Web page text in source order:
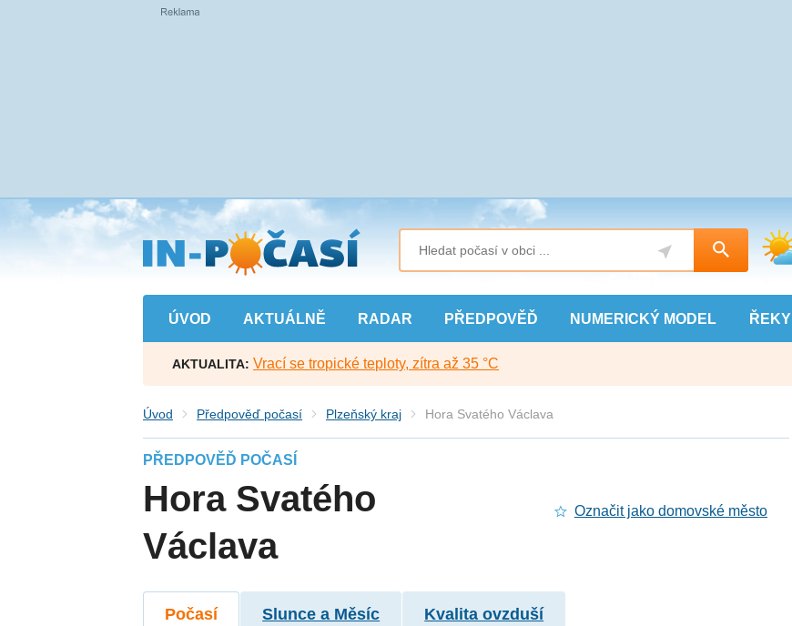
Přejít
na
hlavní
obsah
ÚVOD AKTUÁLNĚ RADAR PŘEDPOVĚĎ NUMERICKÝ MODEL ŘEKY
AKTUALITA: Vrací se tropické teploty, zítra až 35 °C
Úvod Předpověď počasí Plzeňský kraj Hora Svatého Václava
PŘEDPOVĚĎ POČASÍ
Hora Svatého
Václava
Označit jako domovské město
Počasí Slunce a Měsíc Kvalita ovzduší